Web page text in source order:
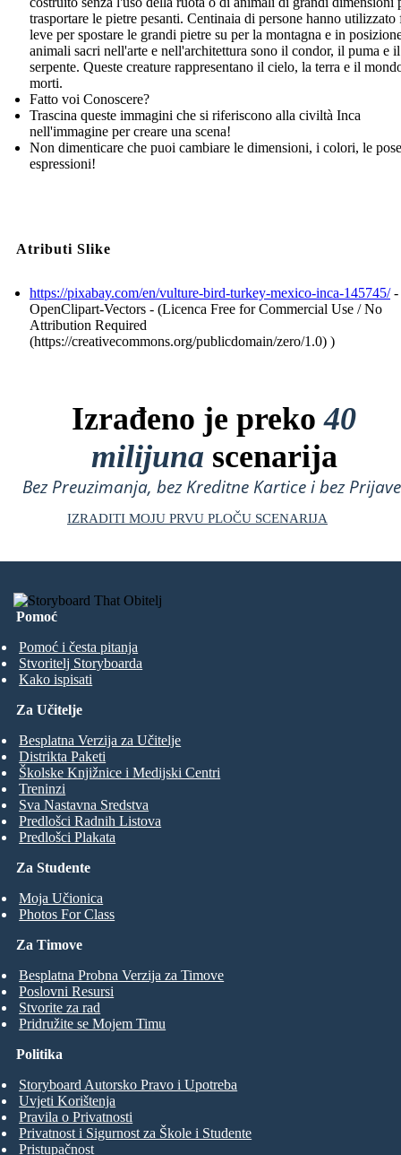
trasportare le pietre pesanti. Centinaia di persone hanno utilizzato
leve per spostare le grandi pietre su per la montagna e in
animali sacri nell'arte e nell'architettura sono il condor, il puma e il
serpente. Queste creature rappresentano il cielo, la terra e il
morti.
Fatto voi Conoscere?
Trascina queste immagini che si riferiscono alla civiltà Inca
nell'immagine per creare una scena!
Non dimenticare che puoi cambiare le dimensioni, i colori, le
espressioni!
Atributi Slike
https://pixabay.com/en/vulture-bird-turkey-mexico-inca-145745/-
OpenClipart-Vectors - (Licenca Free for Commercial Use / No
Attribution Required
(https://creativecommons.org/publicdomain/zero/1.0) )
Izrađeno je preko40
milijuna scenarija
Bez Preuzimanja, bez Kreditne Kartice i bez
IZRADITI MOJU PRVU PLOČU SCENARIJA
Pomoć
Pomoć i česta pitanja
Stvoritelj Storyboarda
Kako ispisati
Za Studente
Moja Učionica
Photos For Class
Za Učitelje
Besplatna Verzija za Učitelje
Distrikta Paketi
Školske Knjižnice i Medijski Centri
Treninzi
Sva Nastavna Sredstva
Predlošci Radnih Listova
Predlošci Plakata
Za Timove
Besplatna Probna Verzija za Timove
Poslovni Resursi
Stvorite za rad
Pridružite se Mojem Timu
Politika
Storyboard Autorsko Pravo i Upotreba
Uvjeti Korištenja
Pravila o Privatnosti
Privatnost i Sigurnost za Škole i Studente
Pristupačnost